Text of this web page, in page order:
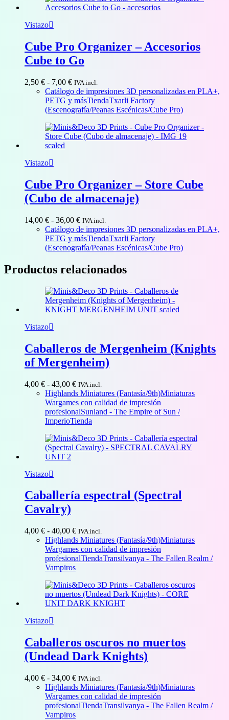
15,00 €
Vistazo
Cube Pro Organizer – Accesorios
Cube to Go
2,50 € - 7,00 €Rango
de
precios:
desde
hasta
7,00 €
IVA incl.
Catálogo de impresiones 3D personalizadas en PLA+,
PETG y másTiendaTxarli Factory
(Escenografía/Peanas Escénicas/Cube Pro)
Vistazo
Cube Pro Organizer – Store Cube
(Cubo de almacenaje)
14,00 € - 36,00 €Rango
de
precios:
desde
hasta
36,00 €
IVA incl.
Catálogo de impresiones 3D personalizadas en PLA+,
PETG y másTiendaTxarli Factory
(Escenografía/Peanas Escénicas/Cube Pro)
Productos relacionados
Vistazo
Caballeros de Mergenheim (Knights
of Mergenheim)
4,00 € - 43,00 €Rango
de
precios:
desde
4,00 €
43,00 €
IVA incl.
Highlands Miniatures (Fantasía/9th)Miniaturas
Wargames con calidad de impresión
profesionalSunland - The Empire of Sun /
ImperioTienda
Vistazo
Caballería espectral (Spectral
Cavalry)
4,00 € - 40,00 €Rango
de
precios:
desde
40,00 €
IVA incl.
Highlands Miniatures (Fantasía/9th)Miniaturas
Wargames con calidad de impresión
profesionalTiendaTransilvanya - The Fallen Realm /
Vampiros
Vistazo
Caballeros oscuros no muertos
(Undead Dark Knights)
4,00 € - 34,00 €Rango
de
precios:
desde
IVA incl.
Highlands Miniatures (Fantasía/9th)Miniaturas
Wargames con calidad de impresión
profesionalTiendaTransilvanya - The Fallen Realm /
Vampiros